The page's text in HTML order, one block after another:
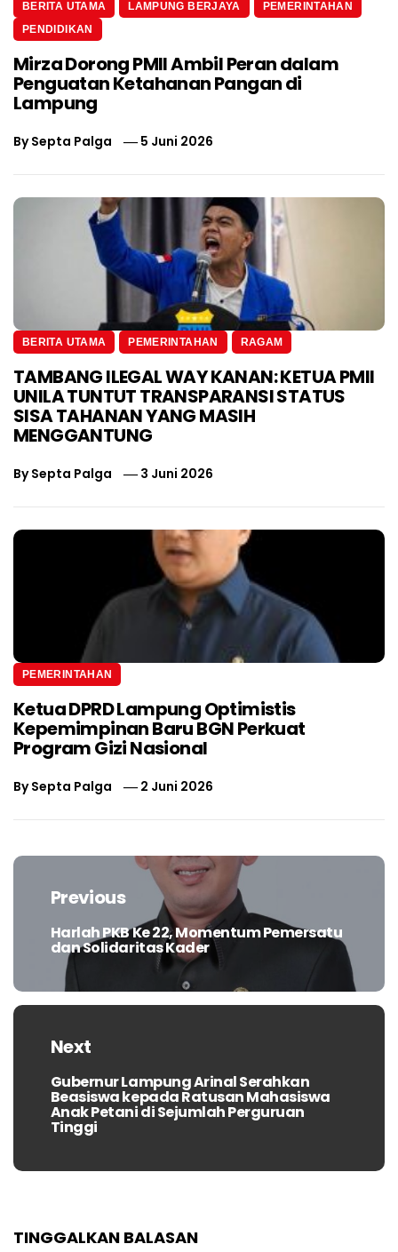
BERITA UTAMA LAMPUNG BERJAYA
PEMERINTAHAN
PENDIDIKAN
Mirza Dorong PMII Ambil Peran dalam
Penguatan Ketahanan Pangan di
Lampung
BySepta Palga 5 Juni 2026
BERITA UTAMA PEMERINTAHAN RAGAM
TAMBANG ILEGAL WAY KANAN: KETUA PMII
UNILA TUNTUT TRANSPARANSI STATUS
SISA TAHANAN YANG MASIH
MENGGANTUNG
BySepta Palga 3 Juni 2026
PEMERINTAHAN
Ketua DPRD Lampung Optimistis
Kepemimpinan Baru BGN Perkuat
Program Gizi Nasional
BySepta Palga 2 Juni 2026
Navigasi
posPrevious
Previous
post:
Harlah PKB Ke 22, Momentum Pemersatu
dan Solidaritas Kader
Next
Next
post:
Gubernur Lampung Arinal Serahkan
Beasiswa kepada Ratusan Mahasiswa
Anak Petani di Sejumlah Perguruan
Tinggi
TINGGALKAN BALASAN